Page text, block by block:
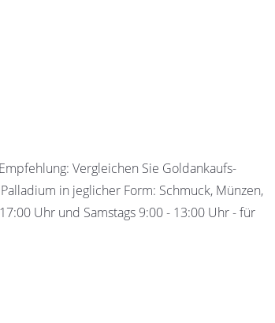
Vergleichen Sie Goldankaufs-
in jeglicher Form: Schmuck, Münzen,
Uhr und Samstags 9:00 - 13:00 Uhr - für